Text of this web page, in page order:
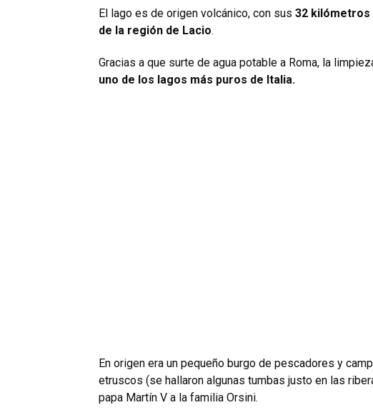
El lago es de origen volcánico, con sus 32
de la región de Lacio.
Gracias a que surte de agua potable a Roma, la
uno de los lagos más puros de Italia.
En origen era un pequeño burgo de pescadores y
etruscos (se hallaron algunas tumbas justo en las
papa Martín V a la familia Orsini.